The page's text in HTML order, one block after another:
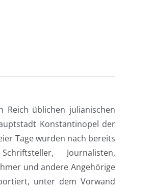
Reich üblichen julianischen
Konstantinopel der
Tage wurden nach bereits
Journalisten,
und andere Angehörige
unter dem Vorwand